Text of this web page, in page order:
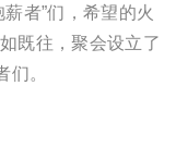
者”们，希望的火
既往，聚会设立了
们。